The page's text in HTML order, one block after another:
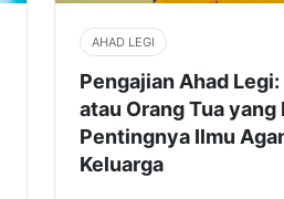
AHAD LEGI
Pengajian Ahad
atau Orang Tua yang
Pentingnya Ilmu
Keluarga